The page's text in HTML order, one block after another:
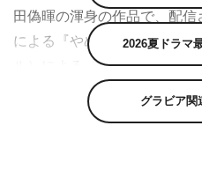
田偽暉の渾身の作品で、配信
による『やめてみよう』、
ル）による『みんながみん
哉）による『グミの声』、
『見たこともないレシピ』
2026夏ドラマ
グラビア関